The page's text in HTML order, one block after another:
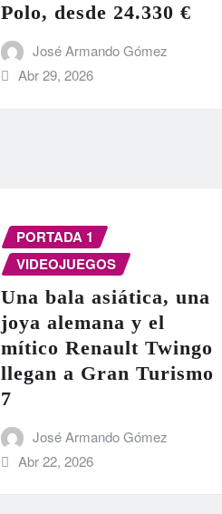
Polo, desde 24.330 €
José Armando Gómez
Abr 29, 2026
PORTADA 1
VIDEOJUEGOS
Una bala asiática, una
joya alemana y el
mítico Renault Twingo
llegan a Gran Turismo
7
José Armando Gómez
Abr 22, 2026